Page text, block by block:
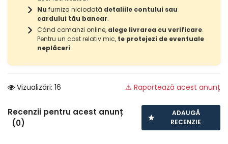
Nu furniza niciodată detaliile contului sau
cardului tău bancar.
Când comanzi online, alege livrarea cu verificare.
Pentru un cost relativ mic, te protejezi de eventuale
neplăceri.
Vizualizări: 16 ⚠ Raportează acest anunț
Recenzii pentru acest anunț
(0)
ADAUGĂ
RECENZIE